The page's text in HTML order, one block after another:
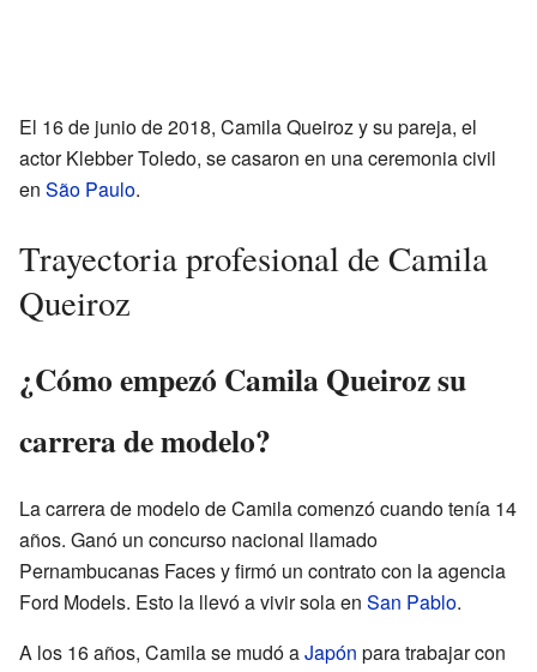
El 16 de junio de 2018, Camila Queiroz y su pareja, el
actor Klebber Toledo, se casaron en una ceremonia civil
en São Paulo.
Trayectoria profesional de Camila
Queiroz
¿Cómo empezó Camila Queiroz su
carrera de modelo?
La carrera de modelo de Camila comenzó cuando tenía 14
años. Ganó un concurso nacional llamado
Pernambucanas Faces y firmó un contrato con la agencia
Ford Models. Esto la llevó a vivir sola en San Pablo.
A los 16 años, Camila se mudó aJapón para trabajar con